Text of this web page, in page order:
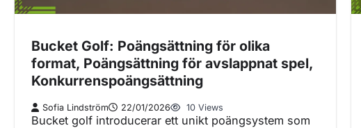
Bucket Golf: Poängsättning för olika
format, Poängsättning för avslappnat spel,
Konkurrenspoängsättning
Sofia Lindström 22/01/2026 10 Views
Bucket golf introducerar ett unikt poängsystem som